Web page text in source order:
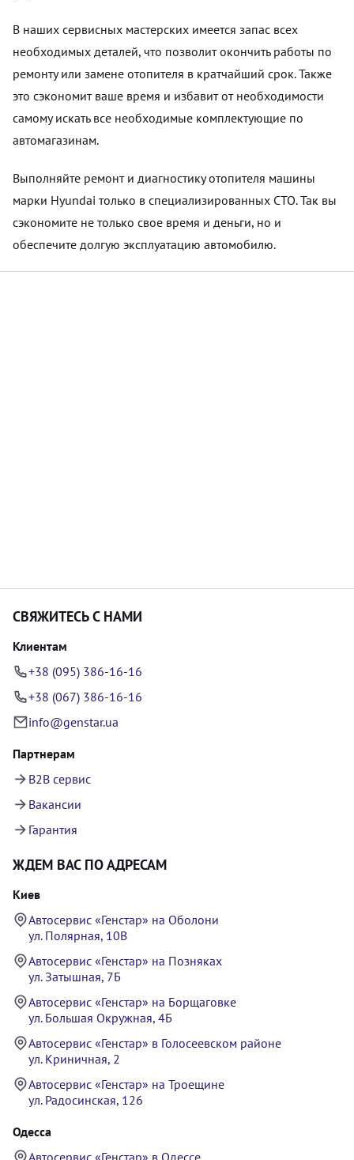
В наших сервисных мастерских имеется запас всех
необходимых деталей, что позволит окончить работы по
ремонту или замене отопителя в кратчайший срок. Также
это сэкономит ваше время и избавит от необходимости
самому искать все необходимые комплектующие по
автомагазинам.
Выполняйте ремонт и диагностику отопителя машины
марки Hyundai только в специализированных СТО. Так вы
сэкономите не только свое время и деньги, но и
обеспечите долгую эксплуатацию автомобилю.
СВЯЖИТЕСЬ С НАМИ
Клиентам
+38 (095) 386-16-16
+38 (067) 386-16-16
info@genstar.ua
Партнерам
B2B сервис
Вакансии
Гарантия
ЖДЕМ ВАС ПО АДРЕСАМ
Киев
Автосервис «Генстар» на Оболони
ул. Полярная, 10В
Автосервис «Генстар» на Позняках
ул. Затышная, 7Б
Автосервис «Генстар» на Борщаговке
ул. Большая Окружная, 4Б
Автосервис «Генстар» в Голосеевском районе
ул. Криничная, 2
Автосервис «Генстар» на Троещине
ул. Радосинская, 126
Одесса
Автосервис «Генстар» в Одессе